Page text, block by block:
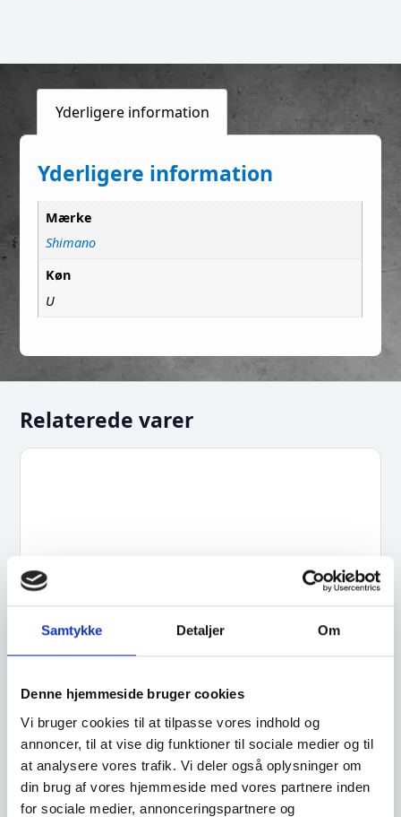
Samtykke Detaljer Om
Denne hjemmeside bruger cookies
Vi bruger cookies til at tilpasse vores indhold og
annoncer, til at vise dig funktioner til sociale medier og til
at analysere vores trafik. Vi deler også oplysninger om
din brug af vores hjemmeside med vores partnere inden
for sociale medier, annonceringspartnere og
Yderligere information
Yderligere information
Mærke
Shimano
Køn
U
Relaterede varer